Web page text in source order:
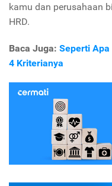
kamu dan perusahaan
HRD.
Baca Juga: Seperti
4 Kriterianya